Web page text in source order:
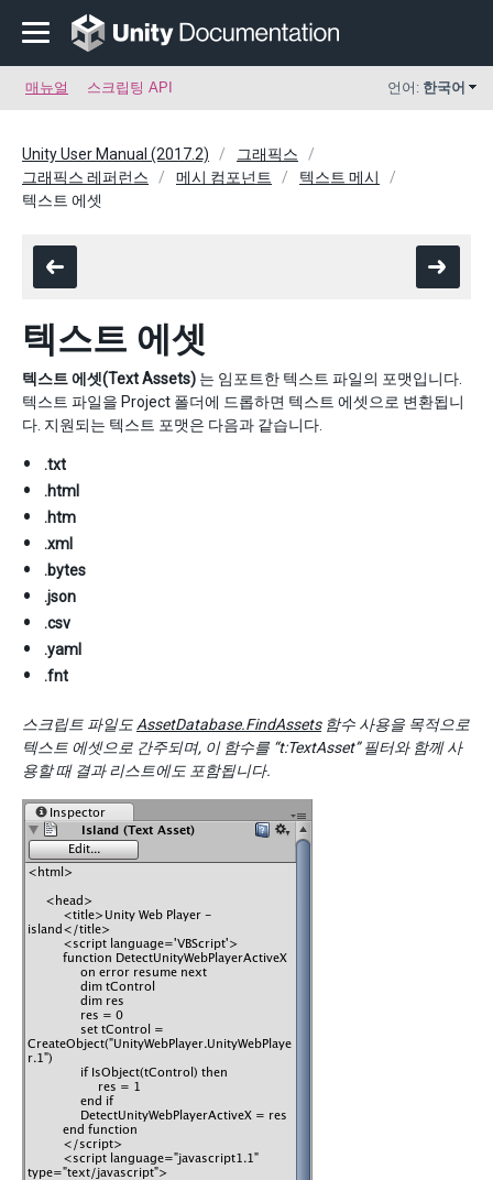
매뉴얼 스크립팅 API 언어: 한국어
Unity User Manual (2017.2)
그래픽스
그래픽스 레퍼런스
메시 컴포넌트
텍스트 메시
텍스트 에셋
텍스트 에셋
텍스트 에셋(Text Assets) 는 임포트한 텍스트 파일의 포맷입니다.
텍스트 파일을 Project 폴더에 드롭하면 텍스트 에셋으로 변환됩니
다. 지원되는 텍스트 포맷은 다음과 같습니다.
.txt
.html
.htm
.xml
.bytes
.json
.csv
.yaml
.fnt
스크립트 파일도 AssetDatabase.FindAssets함수 사용을 목적으로
텍스트 에셋으로 간주되며, 이 함수를 “t:TextAsset” 필터와 함께 사
용할 때 결과 리스트에도 포함됩니다.